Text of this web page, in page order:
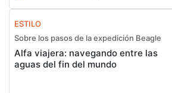
ESTILO
Sobre los pasos de la expedición Beagle
Alfa viajera: navegando entre las
aguas del fin del mundo